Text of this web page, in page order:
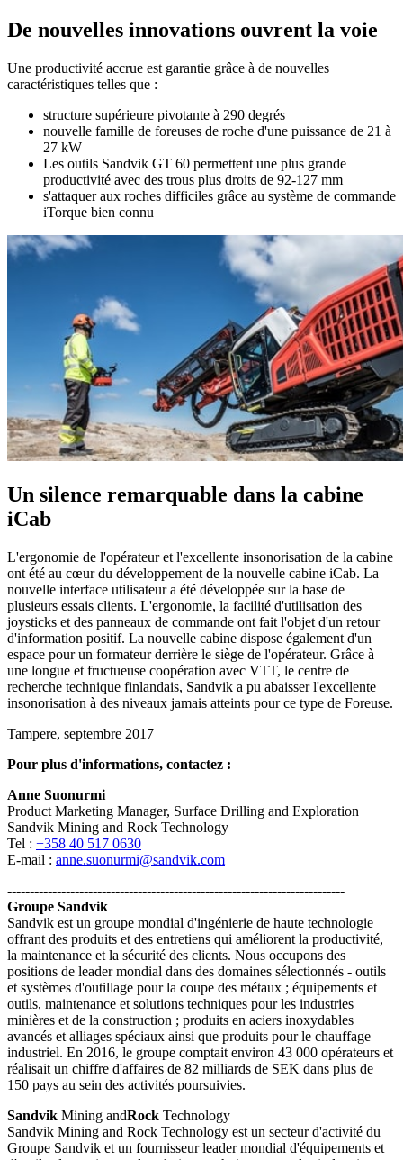
De nouvelles innovations ouvrent la voie
Une productivité accrue est garantie grâce à de nouvelles
caractéristiques telles que :
structure supérieure pivotante à 290 degrés
nouvelle famille de foreuses de roche d'une puissance de 21 à
27 kW
Les outils Sandvik GT 60 permettent une plus grande
productivité avec des trous plus droits de 92-127 mm
s'attaquer aux roches difficiles grâce au système de commande
iTorque bien connu
Un silence remarquable dans la cabine
iCab
L'ergonomie de l'opérateur et l'excellente insonorisation de la cabine
ont été au cœur du développement de la nouvelle cabine iCab. La
nouvelle interface utilisateur a été développée sur la base de
plusieurs essais clients. L'ergonomie, la facilité d'utilisation des
joysticks et des panneaux de commande ont fait l'objet d'un retour
d'information positif. La nouvelle cabine dispose également d'un
espace pour un formateur derrière le siège de l'opérateur. Grâce à
une longue et fructueuse coopération avec VTT, le centre de
recherche technique finlandais, Sandvik a pu abaisser l'excellente
insonorisation à des niveaux jamais atteints pour ce type de Foreuse.
Tampere, septembre 2017
Pour plus d'informations, contactez :
Anne Suonurmi
Product Marketing Manager, Surface Drilling and Exploration
Sandvik Mining and Rock Technology
Tel : +358 40 517 0630
E-mail : anne.suonurmi@sandvik.com
---------------------------------------------------------------------------
Groupe Sandvik
Sandvik est un groupe mondial d'ingénierie de haute technologie
offrant des produits et des entretiens qui améliorent la productivité,
la maintenance et la sécurité des clients. Nous occupons des
positions de leader mondial dans des domaines sélectionnés - outils
et systèmes d'outillage pour la coupe des métaux ; équipements et
outils, maintenance et solutions techniques pour les industries
minières et de la construction ; produits en aciers inoxydables
avancés et alliages spéciaux ainsi que produits pour le chauffage
industriel. En 2016, le groupe comptait environ 43 000 opérateurs et
réalisait un chiffre d'affaires de 82 milliards de SEK dans plus de
150 pays au sein des activités poursuivies.
Sandvik Mining andRock Technology
Sandvik Mining and Rock Technology est un secteur d'activité du
Groupe Sandvik et un fournisseur leader mondial d'équipements et